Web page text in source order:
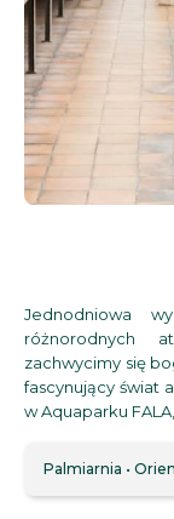
Jednodniowa
różnorodnych
zachwycimy się
fascynujący świat
w Aquaparku
Palmiarnia